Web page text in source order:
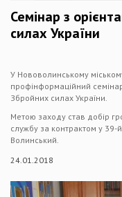
Семінар з
силах України
У Нововолинському
профінформаційний
Збройних силах України.
Метою заходу став добір
службу за контрактом у
Волинський.
24.01.2018